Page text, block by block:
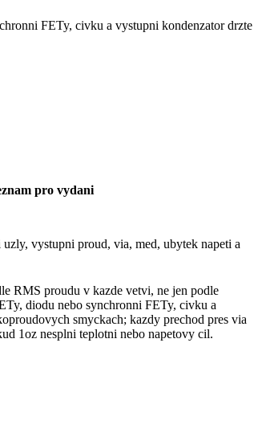
FETy, civku a vystupni kondenzator drzte
pro vydani
vystupni proud, via, med, ubytek napeti a
RMS proudu v kazde vetvi, ne jen podle
diodu nebo synchronni FETy, civku a
smyckach; kazdy prechod pres via
1oz nesplni teplotni nebo napetovy cil.